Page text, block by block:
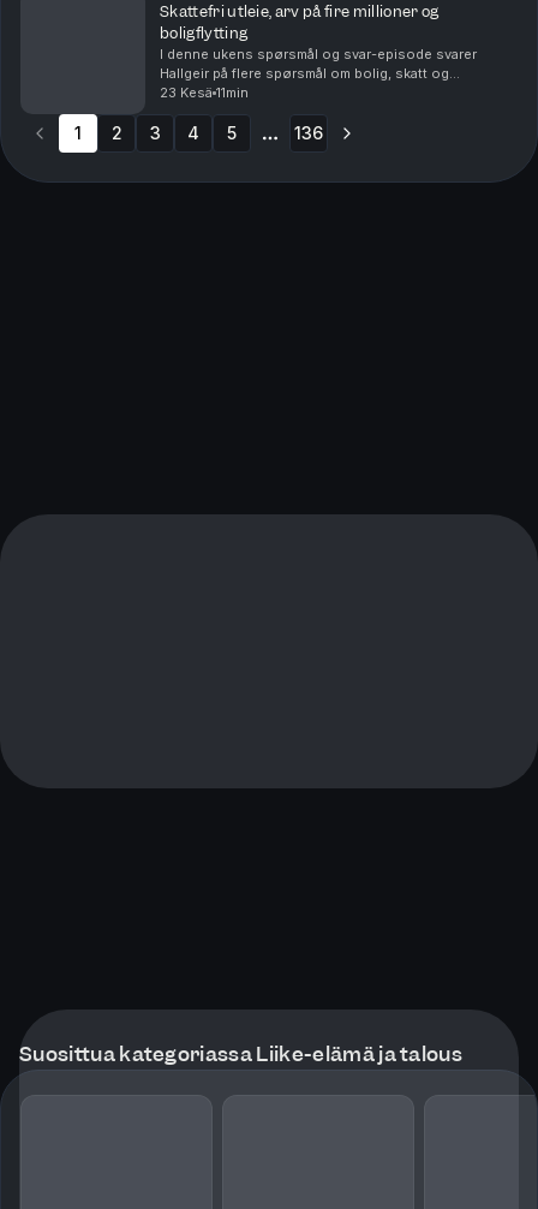
Skattefri utleie, arv på fire millioner og
boligflytting
I denne ukens spørsmål og svar-episode svarer
Hallgeir på flere spørsmål om bolig, skatt og
investeringer. Du får blant annet høre om: • Når utleie
av den andre delen av en tomannsbolig kan bli
skatte...
23 Kesä 11min
1 2 3 4 5 136
Suosittua kategoriassa Liike-elämä ja talous